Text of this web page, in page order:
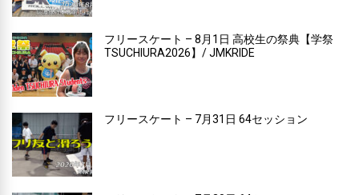
フリースケート – 8月1日 高校生の祭典【学祭
TSUCHIURA2026】/ JMKRIDE
フリースケート – 7月31日 64セッション